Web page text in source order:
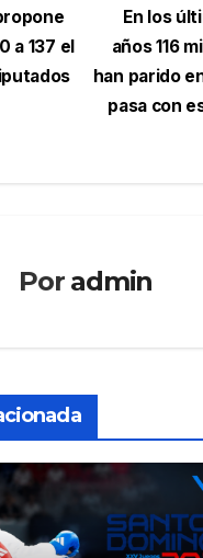
En los
años 116
han parido
pasa con
a 137 el
Por admin